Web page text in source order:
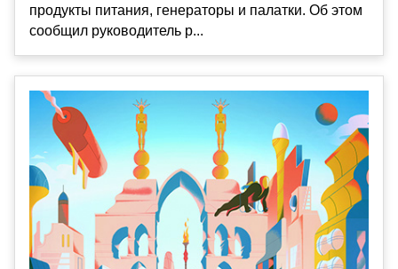
продукты питания, генераторы и палатки. Об этом
сообщил руководитель р...